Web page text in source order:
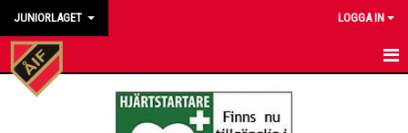
JUNIORLAGET LOGGA IN
HEM